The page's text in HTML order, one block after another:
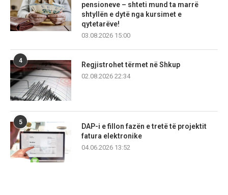
pensioneve – shteti mund ta marrë
shtyllën e dytë nga kursimet e
qytetarëve!
03.08.2026 15:00
4
Regjistrohet tërmet në Shkup
02.08.2026 22:34
5
DAP-i e fillon fazën e tretë të projektit
fatura elektronike
04.06.2026 13:52